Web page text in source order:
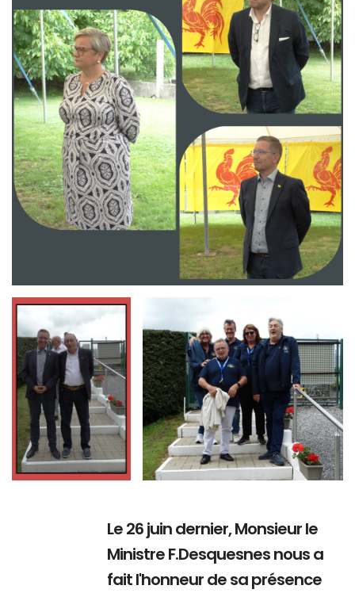
Branding
ARMCHAIR ARMCHAIR
Le 26 juin dernier, Monsieur le
Ministre F.Desquesnes nous a
fait l'honneur de sa présence